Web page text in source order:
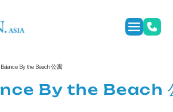
Balance By the Beach 公寓
By the Beach